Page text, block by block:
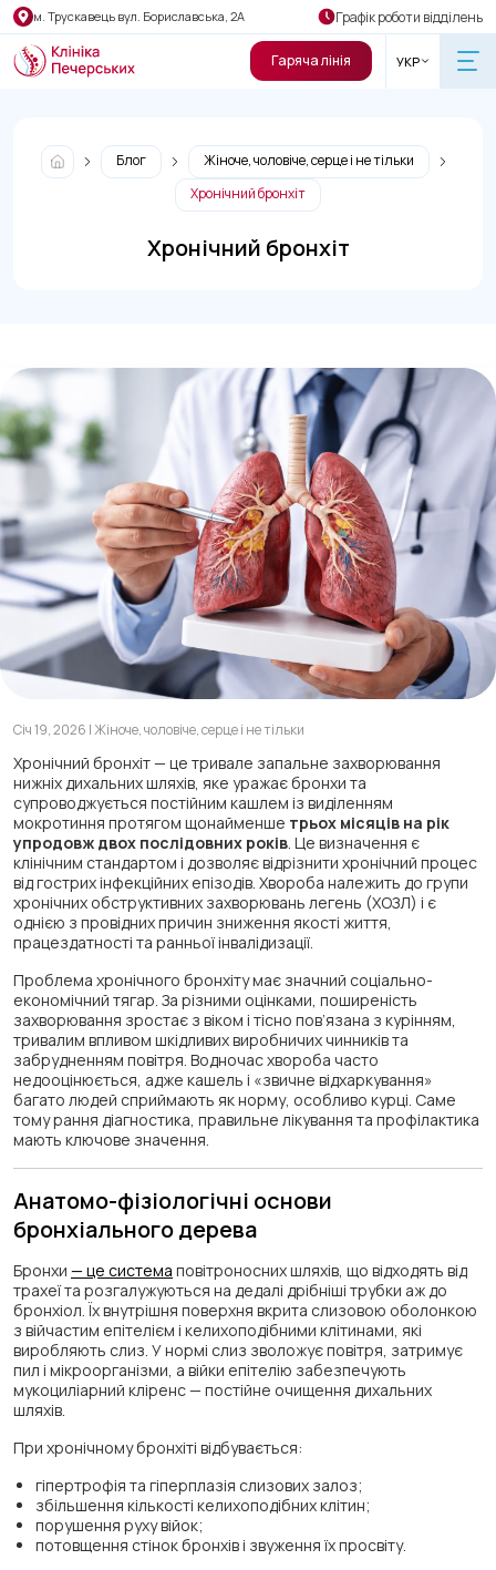
м. Трускавець вул. Бориславська, 2А Графік роботи відділень
Гаряча лінія УКР
Блог
Жіноче, чоловіче, серце і не тільки
Хронічний бронхіт
Хронічний бронхіт
Січ 19, 2026 | Жіноче, чоловіче, серце і не тільки
Хронічний бронхіт — це тривале запальне захворювання
нижніх дихальних шляхів, яке уражає бронхи та
супроводжується постійним кашлем із виділенням
мокротиння протягом щонайменше трьох місяців на рік
упродовж двох послідовних років . Це визначення є
клінічним стандартом і дозволяє відрізнити хронічний процес
від гострих інфекційних епізодів. Хвороба належить до групи
хронічних обструктивних захворювань легень (ХОЗЛ) і є
однією з провідних причин зниження якості життя,
працездатності та ранньої інвалідизації.
Проблема хронічного бронхіту має значний соціально-
економічний тягар. За різними оцінками, поширеність
захворювання зростає з віком і тісно пов’язана з курінням,
тривалим впливом шкідливих виробничих чинників та
забрудненням повітря. Водночас хвороба часто
недооцінюється, адже кашель і «звичне відхаркування»
багато людей сприймають як норму, особливо курці. Саме
тому рання діагностика, правильне лікування та профілактика
мають ключове значення.
Анатомо-фізіологічні основи
бронхіального дерева
Бронхи — це система повітроносних шляхів, що відходять від
трахеї та розгалужуються на дедалі дрібніші трубки аж до
бронхіол. Їх внутрішня поверхня вкрита слизовою оболонкою
з війчастим епітелієм і келихоподібними клітинами, які
виробляють слиз. У нормі слиз зволожує повітря, затримує
пил і мікроорганізми, а війки епітелію забезпечують
мукоциліарний кліренс — постійне очищення дихальних
шляхів.
При хронічному бронхіті відбувається:
гіпертрофія та гіперплазія слизових залоз;
збільшення кількості келихоподібних клітин;
порушення руху війок;
потовщення стінок бронхів і звуження їх просвіту.